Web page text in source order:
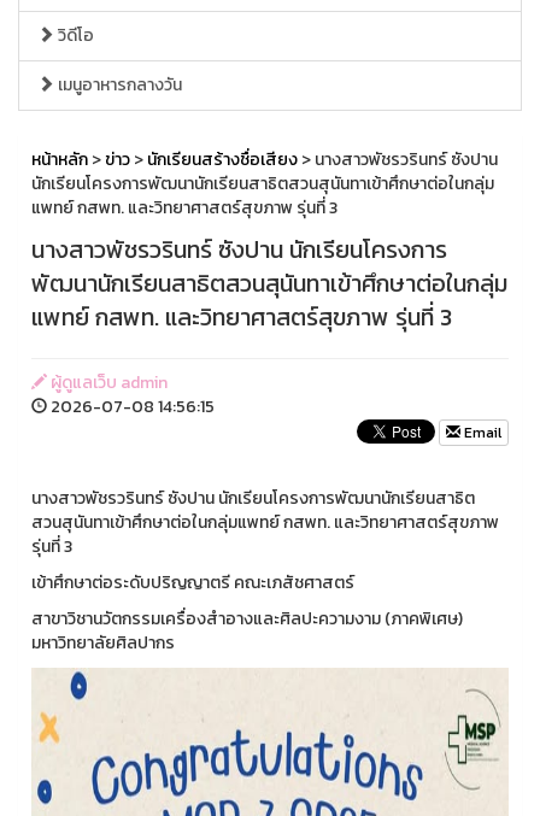
วิดีโอ
เมนูอาหารกลางวัน
หน้าหลัก>ข่าว>นักเรียนสร้างชื่อเสียง> นางสาวพัชรวรินทร์ ซังปาน
นักเรียนโครงการพัฒนานักเรียนสาธิตสวนสุนันทาเข้าศึกษาต่อในกลุ่ม
แพทย์ กสพท. และวิทยาศาสตร์สุขภาพ รุ่นที่ 3
นางสาวพัชรวรินทร์ ซังปาน นักเรียนโครงการ
พัฒนานักเรียนสาธิตสวนสุนันทาเข้าศึกษาต่อในกลุ่ม
แพทย์ กสพท. และวิทยาศาสตร์สุขภาพ รุ่นที่ 3
ผู้ดูแลเว็บ admin
2026-07-08 14:56:15
Email
นางสาวพัชรวรินทร์ ซังปาน นักเรียนโครงการพัฒนานักเรียนสาธิต
สวนสุนันทาเข้าศึกษาต่อในกลุ่มแพทย์ กสพท. และวิทยาศาสตร์สุขภาพ
รุ่นที่ 3
เข้าศึกษาต่อระดับปริญญาตรี คณะเภสัชศาสตร์
สาขาวิชานวัตกรรมเครื่องสำอางและศิลปะความงาม (ภาคพิเศษ)
มหาวิทยาลัยศิลปากร